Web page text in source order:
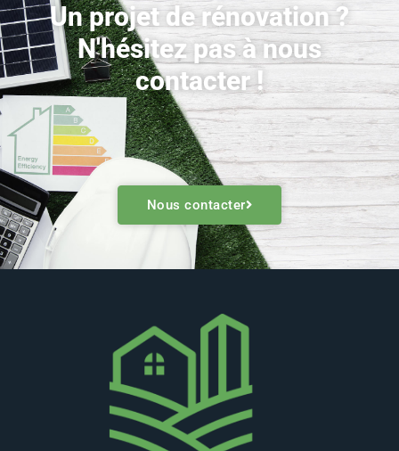
Un projet de rénovation ?
N'hésitez pas à nous
contacter !
Nous contacter